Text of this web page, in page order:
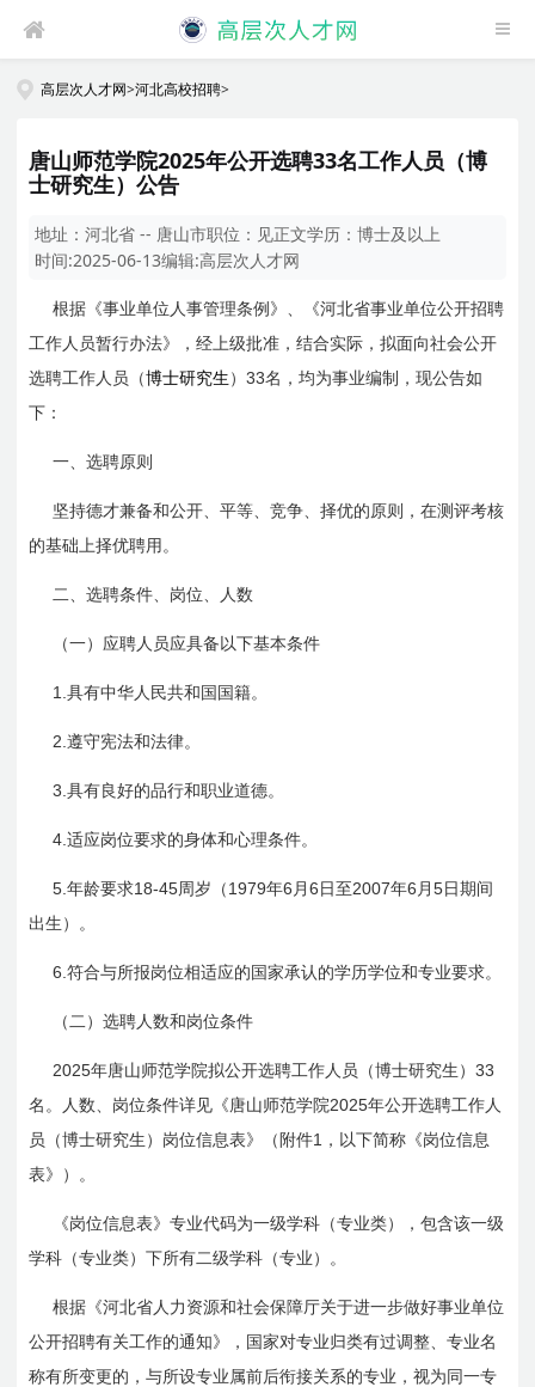
高层次人才网>河北高校招聘>
唐山师范学院2025年公开选聘33名工作人员（博
士研究生）公告
地址：河北省 -- 唐山市职位： 见正文学历：博士及以上
时间:2025-06-13编辑:高层次人才网
根据《事业单位人事管理条例》、《河北省事业单位公开招聘
工作人员暂行办法》，经上级批准，结合实际，拟面向社会公开
选聘工作人员（博士研究生 ）33名，均为事业编制，现公告如
下：
一、选聘原则
坚持德才兼备和公开、平等、竞争、择优的原则，在测评考核
的基础上择优聘用。
二、选聘条件、岗位、人数
（一） 应聘人员应具备以下基本条件
1.具有中华人民共和国国籍。
2.遵守宪法和法律。
3.具有良好的品行和职业道德。
4.适应岗位要求的身体和心理条件。
5.年龄要求18-45周岁（ 1979年6 月6 日至2007年6 月5日期间
出生）。
6.符合与所报岗位相适应的国家承认的学历学位和专业要求。
（二）选聘人数和岗位条件
2025年唐山师范学院拟公开选聘工作人员（博士研究生）33
名。人数、岗位条件详见《唐山师范学院2025年公开选聘工作人
员（博士研究生）岗位信息表》（附件1 ，以下简称《岗位信息
表》）。
《岗位信息表》专业代码为一级学科（专业类），包含该一级
学科（专业类）下所有二级学科（专业）。
根据《河北省人力资源和社会保障厅关于进一步做好事业单位
公开招聘有关工作的通知》，国家对专业归类有过调整、专业名
称有所变更的，与所设专业属前后衔接关系的专业，视为同一专